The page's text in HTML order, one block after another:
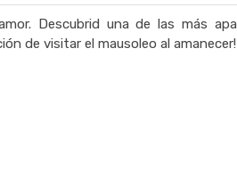
Descubrid una de las más
de visitar el mausoleo al amanecer!